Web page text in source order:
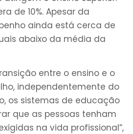
de 10%. Apesar da
ainda está cerca de
abaixo da média da
entre o ensino e o
independentemente do
os sistemas de educação
que as pessoas tenham
na vida profissional”,